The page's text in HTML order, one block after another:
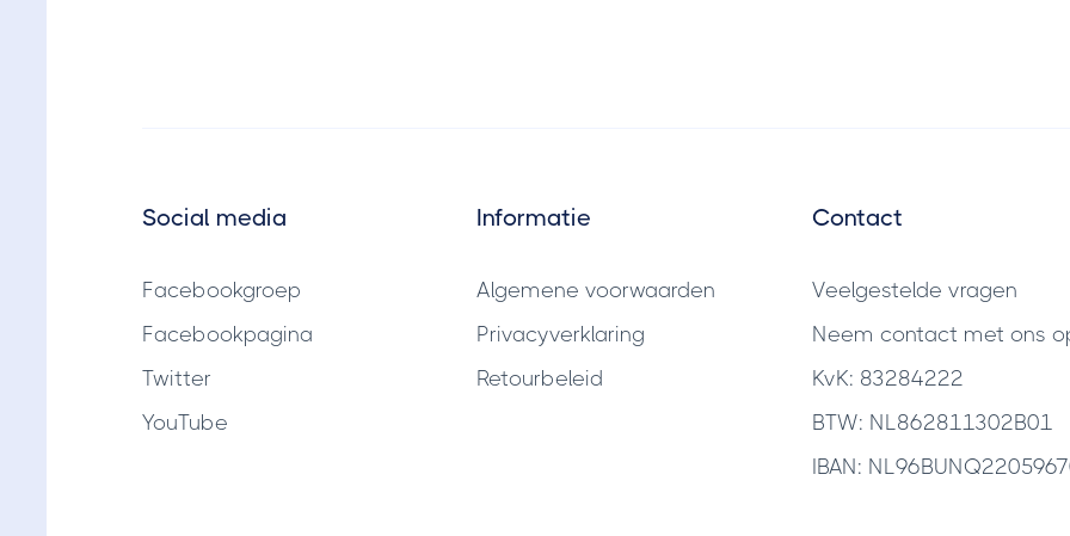
Social media
Facebookgroep
Facebookpagina
Twitter
YouTube
Informatie
Algemene voorwaarden
Privacyverklaring
Retourbeleid
Contact
Veelgestelde vragen
Neem contact met ons
KvK: 83284222
BTW: NL862811302B01
IBAN: